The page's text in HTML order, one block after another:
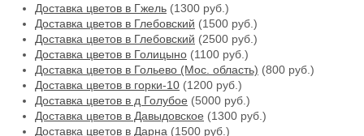
Доставка цветов в Гжель (1300 руб.)
Доставка цветов в Глебовский (1500 руб.)
Доставка цветов в Глебовский (2500 руб.)
Доставка цветов в Голицыно (1100 руб.)
Доставка цветов в Гольево (Мос. область) (800 руб.)
Доставка цветов в горки-10 (1200 руб.)
Доставка цветов в д Голубое (5000 руб.)
Доставка цветов в Давыдовское (1300 руб.)
Доставка цветов в Дарна (1500 руб.)